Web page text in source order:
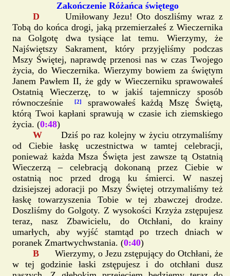
Zakończenie Różańca świętego
D Umiłowany Jezu! Oto doszliśmy wraz z
Tobą do końca drogi, jaką przemierzałeś z Wieczernika
na Golgotę dwa tysiące lat temu. Wierzymy, że
Najświętszy Sakrament, który przyjęliśmy podczas
Mszy Świętej, naprawdę przenosi nas w czas Twojego
życia, do Wieczernika. Wierzymy bowiem za świętym
Janem Pawłem II, że gdy w Wieczerniku sprawowałeś
Ostatnią Wieczerzę, to w jakiś tajemniczy sposób
równocześnie
[2]
sprawowałeś każdą Mszę Świętą,
którą Twoi kapłani sprawują w czasie ich ziemskiego
życia. (0:48)
W Dziś po raz kolejny w życiu otrzymaliśmy
od Ciebie łaskę uczestnictwa w tamtej celebracji,
ponieważ każda Msza Święta jest zawsze tą Ostatnią
Wieczerzą – celebracją dokonaną przez Ciebie w
ostatnią noc przed drogą ku śmierci. W naszej
dzisiejszej adoracji po Mszy Świętej otrzymaliśmy też
łaskę towarzyszenia Tobie w tej zbawczej drodze.
Doszliśmy do Golgoty. Z wysokości Krzyża zstępujesz
teraz, nasz Zbawicielu, do Otchłani, do krainy
umarłych, aby wyjść stamtąd po trzech dniach w
poranek Zmartwychwstania. (0:40)
B Wierzymy, o Jezu zstępujący do Otchłani, że
w tej godzinie łaski zstępujesz i do otchłani dusz